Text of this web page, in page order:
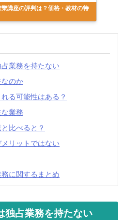
講座の評判は？価格・教材の特
業務を持たない
のか
る可能性はある？
業務
比べると？
リットではない
に関するまとめ
独占業務を持たない